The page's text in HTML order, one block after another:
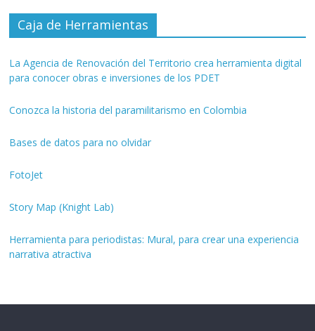
Caja de Herramientas
La Agencia de Renovación del Territorio crea herramienta digital
para conocer obras e inversiones de los PDET
Conozca la historia del paramilitarismo en Colombia
Bases de datos para no olvidar
FotoJet
Story Map (Knight Lab)
Herramienta para periodistas: Mural, para crear una experiencia
narrativa atractiva